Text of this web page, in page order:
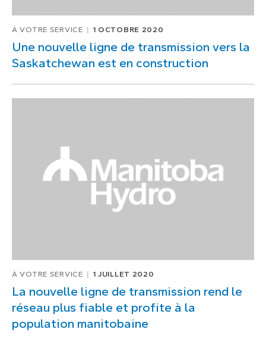
À VOTRE SERVICE 1 OCTOBRE 2020
Une nouvelle ligne de transmission vers la
Saskatchewan est en construction
À VOTRE SERVICE 1 JUILLET 2020
La nouvelle ligne de transmission rend le
réseau plus fiable et profite à la
population manitobaine